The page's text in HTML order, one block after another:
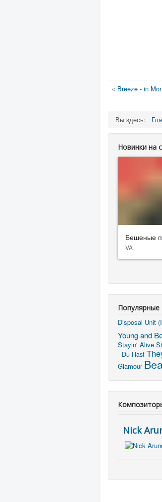
« Breeze - in
Вы здесь:
Новинки на
Бешеные
VA
Популярные
Disposal Unit
Young and
Stayin' Alive
- Du Hast
Glamour
Nick